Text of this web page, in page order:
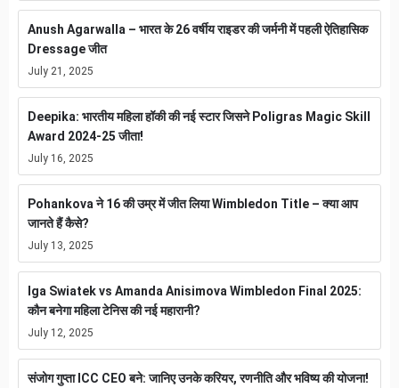
Anush Agarwalla – भारत के 26 वर्षीय राइडर की जर्मनी में पहली ऐतिहासिक
Dressage जीत
July 21, 2025
Deepika: भारतीय महिला हॉकी की नई स्टार जिसने Poligras Magic Skill
Award 2024-25 जीता!
July 16, 2025
Pohankova ने 16 की उम्र में जीत लिया Wimbledon Title – क्या आप
जानते हैं कैसे?
July 13, 2025
Iga Swiatek vs Amanda Anisimova Wimbledon Final 2025:
कौन बनेगा महिला टेनिस की नई महारानी?
July 12, 2025
संजोग गुप्ता ICC CEO बने: जानिए उनके करियर, रणनीति और भविष्य की योजना!